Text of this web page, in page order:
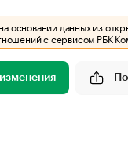
основании данных из
с сервисом РБК